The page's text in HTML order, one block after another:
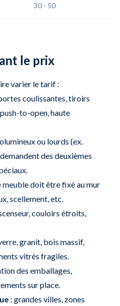
30 - 50
le prix
varier le tarif :
coulissantes, tiroirs
to-open, haute
ou lourds (ex.
des deuxièmes
meuble doit être fixé au mur
scellement, etc.
couloirs étroits,
granit, bois massif,
vitrés fragiles.
des emballages,
sur place.
: grandes villes, zones